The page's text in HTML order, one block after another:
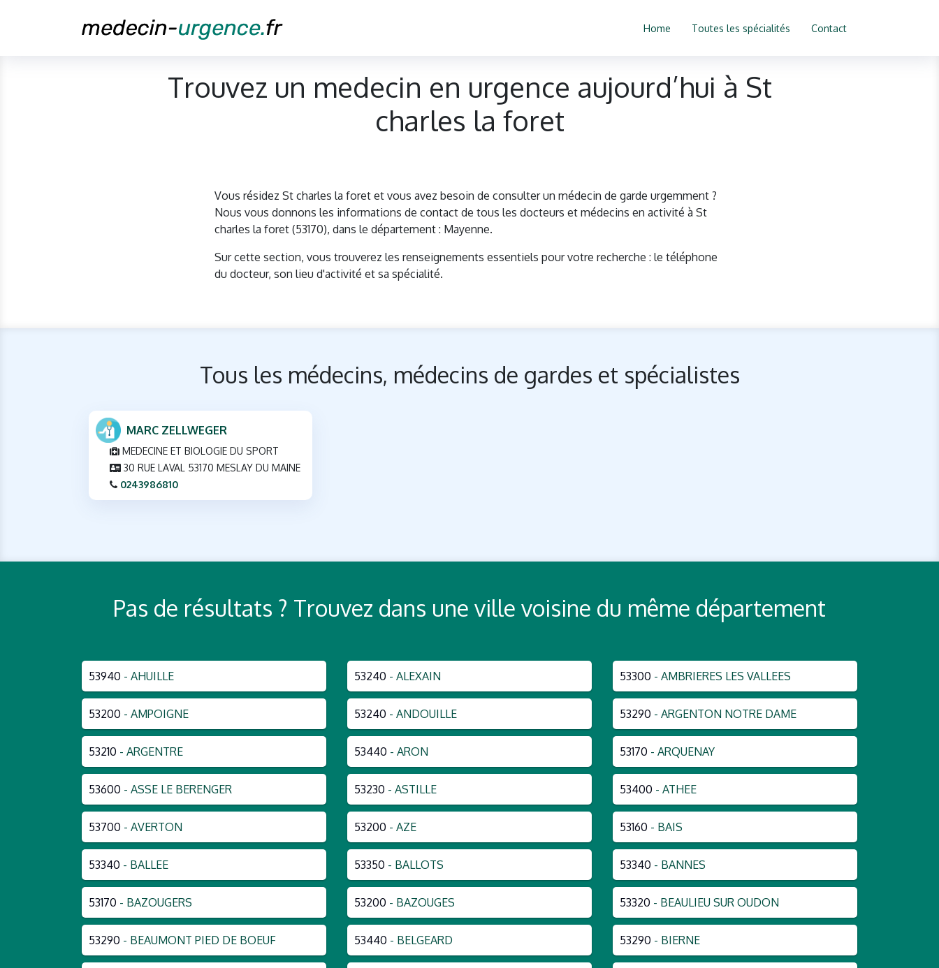
Home Toutes les spécialités Contact
Trouvez un medecin en urgence aujourd’hui à St
charles la foret
Vous résidez St charles la foret et vous avez besoin de consulter un médecin de garde urgemment ?
Nous vous donnons les informations de contact de tous les docteurs et médecins en activité à St
charles la foret (53170), dans le département : Mayenne.
Sur cette section, vous trouverez les renseignements essentiels pour votre recherche : le téléphone
du docteur, son lieu d'activité et sa spécialité.
Tous les médecins, médecins de gardes et spécialistes
MARC ZELLWEGER
MEDECINE ET BIOLOGIE DU SPORT
30 RUE LAVAL 53170 MESLAY DU MAINE
0243986810
Pas de résultats ? Trouvez dans une ville voisine du même département
53940 - AHUILLE 53240 - ALEXAIN 53300 - AMBRIERES LES VALLEES
53200 - AMPOIGNE 53240 - ANDOUILLE 53290 - ARGENTON NOTRE DAME
53210 - ARGENTRE 53440 - ARON 53170 - ARQUENAY
53600 - ASSE LE BERENGER 53230 - ASTILLE 53400 - ATHEE
53700 - AVERTON 53200 - AZE 53160 - BAIS
53340 - BALLEE 53350 - BALLOTS 53340 - BANNES
53170 - BAZOUGERS 53200 - BAZOUGES 53320 - BEAULIEU SUR OUDON
53290 - BEAUMONT PIED DE BOEUF 53440 - BELGEARD 53290 - BIERNE